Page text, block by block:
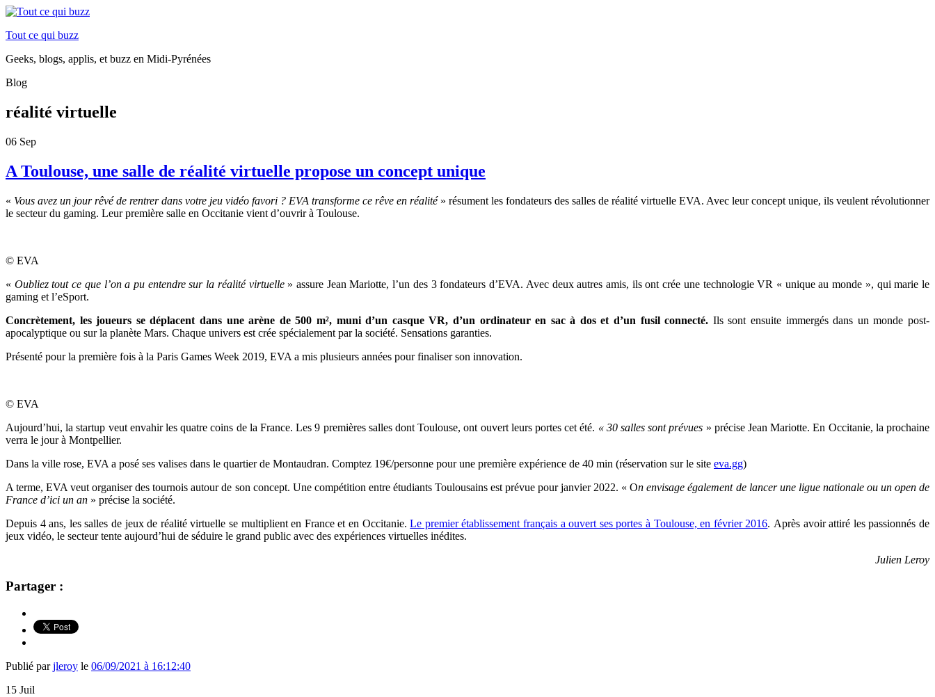
Tout ce qui buzz
Geeks, blogs, applis, et buzz en Midi-Pyrénées
Blog
réalité virtuelle
06 Sep
A Toulouse, une salle de réalité virtuelle propose un concept unique
« Vous avez un jour rêvé de rentrer dans votre jeu vidéo favori ? EVA transforme ce rêve en réalité» résument les fondateurs des salles de réalité virtuelle EVA. Avec leur concept unique, ils veulent révolutionner
le secteur du gaming. Leur première salle en Occitanie vient d’ouvrir à Toulouse.
© EVA
« Oubliez tout ce que l’on a pu entendre sur la réalité virtuelle» assure Jean Mariotte, l’un des 3 fondateurs d’EVA. Avec deux autres amis, ils ont crée une technologie VR « unique au monde », qui marie le
gaming et l’eSport.
Concrètement, les joueurs se déplacent dans une arène de 500 m², muni d’un casque VR, d’un ordinateur en sac à dos et d’un fusil connecté. Ils sont ensuite immergés dans un monde post-
apocalyptique ou sur la planète Mars. Chaque univers est crée spécialement par la société. Sensations garanties.
Présenté pour la première fois à la Paris Games Week 2019, EVA a mis plusieurs années pour finaliser son innovation.
© EVA
Aujourd’hui, la startup veut envahir les quatre coins de la France. Les 9 premières salles dont Toulouse, ont ouvert leurs portes cet été. « 30 salles sont prévues » préciseJean Mariotte. En Occitanie, la prochaine
verra le jour à Montpellier.
Dans la ville rose, EVA a posé ses valises dans le quartier de Montaudran. Comptez 19€/personne pour une première expérience de 40 min (réservation sur le site eva.gg)
A terme, EVA veut organiser des tournois autour de son concept. Une compétition entre étudiants Toulousains est prévue pour janvier 2022. « On envisage également de lancer une ligue nationale ou un open de
France d’ici un an » précise la société.
Depuis 4 ans, les salles de jeux de réalité virtuelle se multiplient en France et en Occitanie.Le premier établissement français a ouvert ses portes à Toulouse, en février 2016. Après avoir attiré les passionnés de
jeux vidéo, le secteur tente aujourd’hui de séduire le grand public avec des expériences virtuelles inédites.
Julien Leroy
Partager :
Publié parjleroy le 06/09/2021 à 16:12:40
15 Juil